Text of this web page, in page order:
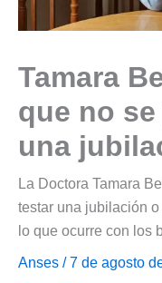
Tamara
que no
una
La Doctora Tamara
testar una jubilación
lo que ocurre con los
Anses / 7 de agosto